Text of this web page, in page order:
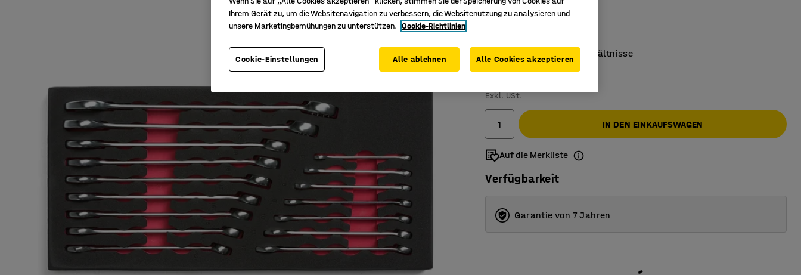
Perfekt für beengte Verhältnisse
Exkl. USt.
IN DEN EINKAUFSWAGEN
Auf die Merkliste
Verfügbarkeit
Garantie von 7 Jahren
Ihrem Gerät zu, um die Websitenavigation zu verbessern, die Websitenutzung zu analysieren und
unsere Marketingbemühungen zu unterstützen. Cookie-Richtlinien
Cookie-Einstellungen Alle ablehnen Alle Cookies akzeptieren